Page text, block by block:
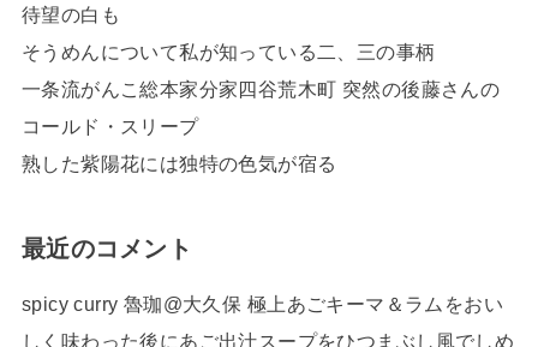
待望の白も
そうめんについて私が知っている二、三の事柄
一条流がんこ総本家分家四谷荒木町 突然の後藤さんの
コールド・スリープ
熟した紫陽花には独特の色気が宿る
最近のコメント
spicy curry 魯珈@大久保 極上あごキーマ＆ラムをおい
しく味わった後にあご出汁スープをひつまぶし風でしめ